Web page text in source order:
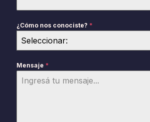
¿Cómo nos conociste? *
Seleccionar:
Mensaje *